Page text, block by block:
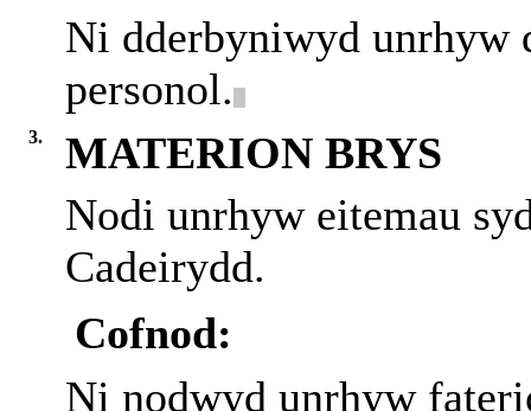
Ni dderbyniwyd unrhyw
personol.
3.
MATERION BRYS
Nodi unrhyw eitemau
Cadeirydd.
Cofnod:
Ni nodwyd unrhyw